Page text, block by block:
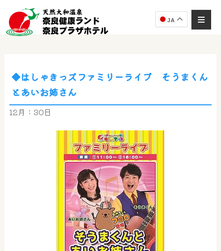
JA
◆はしゃきっズファミリーライブ そうまくん
とあいお姉さん
12月：30日
AIコンシェルジュ
ご質問をお伺いします。